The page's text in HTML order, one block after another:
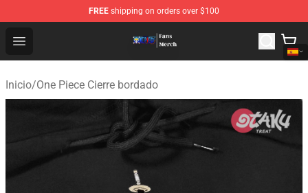
FREE shipping on orders over $100
Open menu
One Piece Store - Official One Piece Merchandise Shop
Inicio/One Piece Cierre bordado